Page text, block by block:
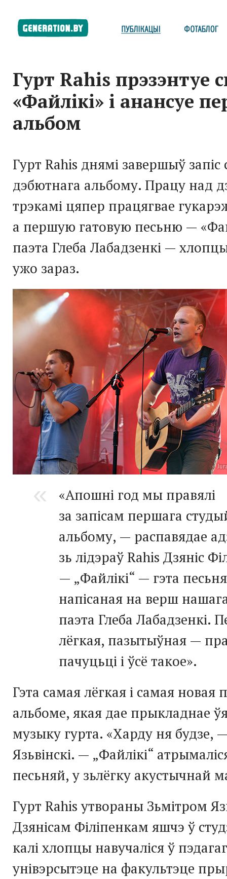
Гурт Rahis прэзэнтуе
«Файлікі» і анансуе
альбом
Гурт Rahis днямі завершыў запіс
дэбютнага альбому. Працу над
трэкамі цяпер працягвае
а першую гатовую песьню —
паэта Глеба Лабадзенкі —
ужо зараз.
«Апошні год мы правялі
за запісам першага
альбому, — распавядае
зь лідэраў Rahis Дзяніс
— „Файлікі“ — гэта
напісаная на верш
паэта Глеба Лабадзенкі.
лёгкая, пазытыўная —
пачуцьці і ўсё такое».
Гэта самая лёгкая і самая новая
альбоме, якая дае прыкладнае
музыку гурта. «Харду ня будзе,
Язьвінскі. — „Файлікі“
песьняй, у зьлёгку акустычнай
Гурт Rahis утвораны Зьмітром
Дзянісам Філіпенкам яшчэ ў
калі хлопцы навучаліся ў
унівэрсытэце на факультэце